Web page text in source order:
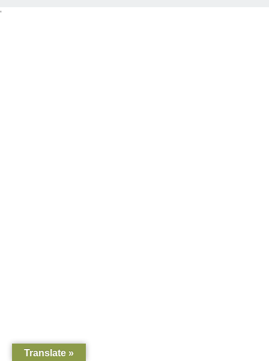
'
Translate »